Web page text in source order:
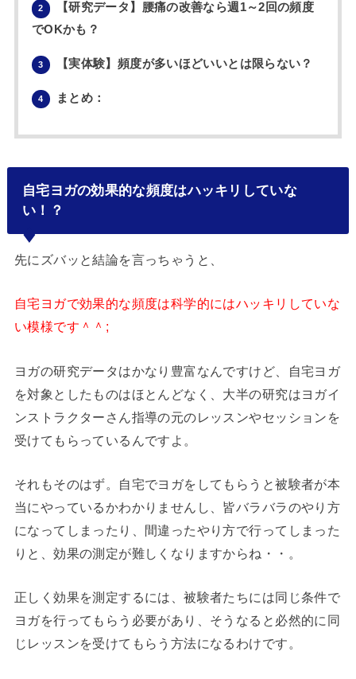
2
【研究データ】腰痛の改善なら週1～2回の頻度
でOKかも？
3 【実体験】頻度が多いほどいいとは限らない？
4 まとめ：
自宅ヨガの効果的な頻度はハッキリしていな
い！？
先にズバッと結論を言っちゃうと、
自宅ヨガで効果的な頻度は科学的にはハッキリしていな
い模様です＾＾;
ヨガの研究データはかなり豊富なんですけど、自宅ヨガ
を対象としたものはほとんどなく、大半の研究はヨガイ
ンストラクターさん指導の元のレッスンやセッションを
受けてもらっているんですよ。
それもそのはず。自宅でヨガをしてもらうと被験者が本
当にやっているかわかりませんし、皆バラバラのやり方
になってしまったり、間違ったやり方で行ってしまった
りと、効果の測定が難しくなりますからね・・。
正しく効果を測定するには、被験者たちには同じ条件で
ヨガを行ってもらう必要があり、そうなると必然的に同
じレッスンを受けてもらう方法になるわけです。